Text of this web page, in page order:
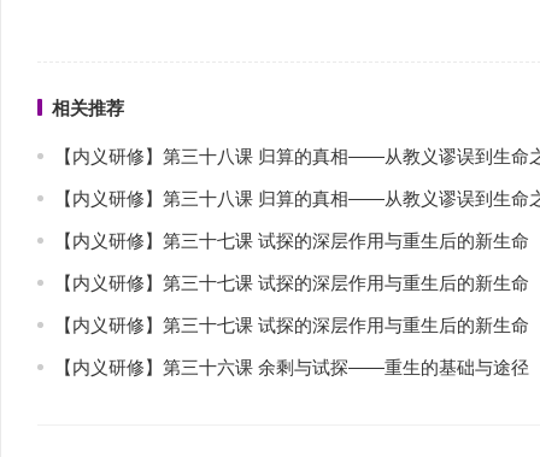
相关推荐
【内义研修】第三十八课 归算的真相——从教义谬误到生命
【内义研修】第三十八课 归算的真相——从教义谬误到生命
【内义研修】第三十七课 试探的深层作用与重生后的新生命
【内义研修】第三十七课 试探的深层作用与重生后的新生命
【内义研修】第三十七课 试探的深层作用与重生后的新生命
【内义研修】第三十六课 余剩与试探——重生的基础与途径